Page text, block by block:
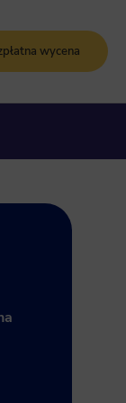
wycena